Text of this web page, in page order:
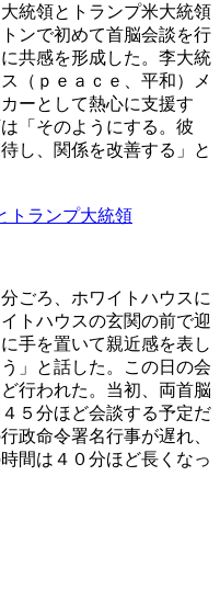
統領とトランプ米大統領
ンで初めて首脳会談を行
共感を形成した。李大統
（ｐｅａｃｅ、平和）メ
ーとして熱心に支援す
「そのようにする。彼
し、関係を改善する」と
トランプ大統領
ごろ、ホワイトハウスに
トハウスの玄関の前で迎
手を置いて親近感を表し
」と話した。この日の会
行われた。当初、両首脳
５分ほど会談する予定だ
政命令署名行事が遅れ、
間は４０分ほど長くなっ